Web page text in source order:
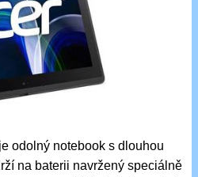
odolný notebook s dlouhou
na baterii navržený speciálně